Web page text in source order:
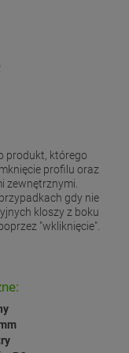
produkt, którego
profilu oraz
zewnętrznymi.
gdy nie
kloszy z boku
"wkliknięcie".